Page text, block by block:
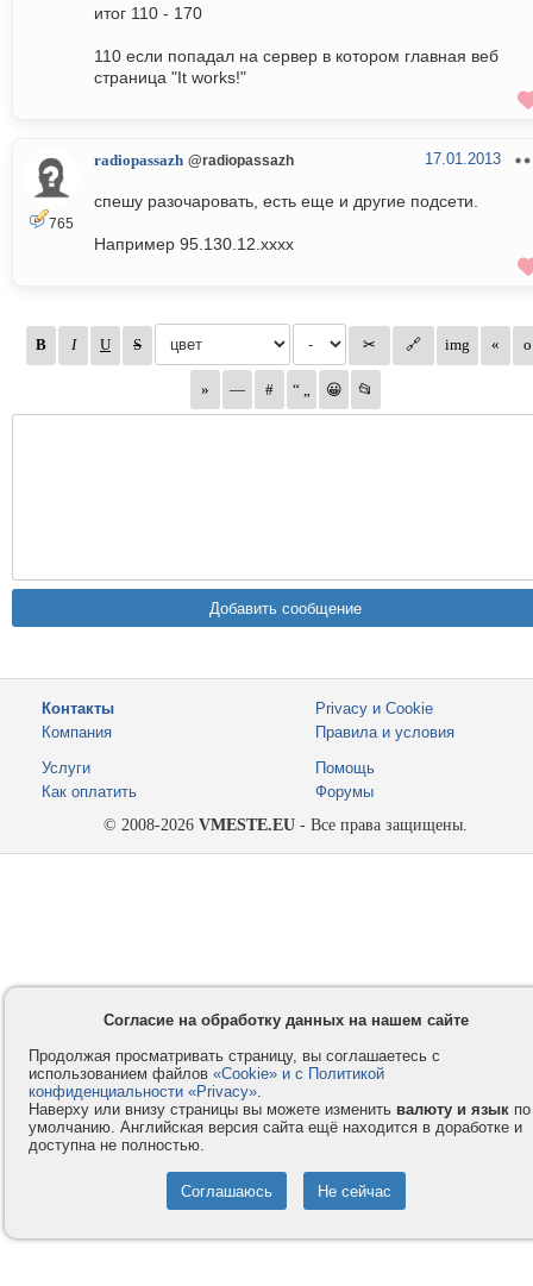
итог 110 - 170
110 если попадал на сервер в котором главная веб
страница "It works!"
765
radiopassazh @radiopassazh 17.01.2013
спешу разочаровать, есть еще и другие подсети.
Например 95.130.12.xxxx
Контакты
Компания
Privacy и Cookie
Правила и условия
Услуги
Как оплатить
Помощь
Форумы
© 2008-2026 VMESTE.EU - Все права защищены.
Согласие на обработку данных на нашем сайте
Продолжая просматривать страницу, вы соглашаетесь с
использованием файлов «Cookie» и с Политикой
конфиденциальности «Privacy».
Наверху или внизу страницы вы можете изменить валюту и язык по
умолчанию. Английская версия сайта ещё находится в доработке и
доступна не полностью.